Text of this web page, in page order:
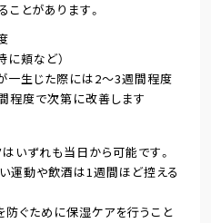
ことがあります。
に頬など）
一生じた際には2～3週間程度
程度で次第に改善します
いずれも当日から可能です。
運動や飲酒は1週間ほど控える
ぐために保湿ケアを行うこと